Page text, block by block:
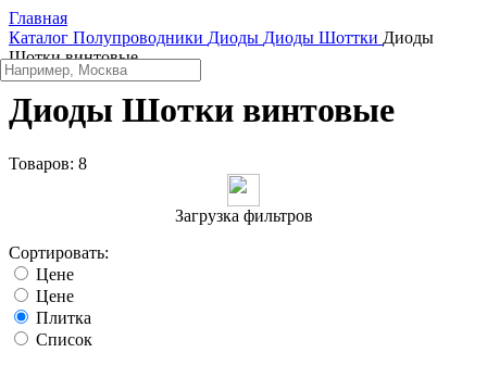
Главная
Каталог Полупроводники Диоды Диоды Шоттки Диоды
Шотки винтовые
Диоды Шотки винтовые
Товаров: 8
Загрузка фильтров
Сортировать:
Цене
Цене
Плитка
Список